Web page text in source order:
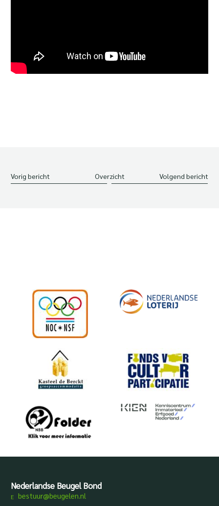
Vorig bericht Overzicht Volgend bericht
Nederlandse Beugel Bond
bestuur@beugelen.nl